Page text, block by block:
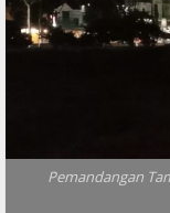
Pemandangan